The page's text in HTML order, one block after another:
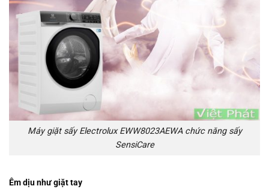
Máy giặt sấy Electrolux EWW8023AEWA chức năng sấy
SensiCare
Êm dịu như giặt tay